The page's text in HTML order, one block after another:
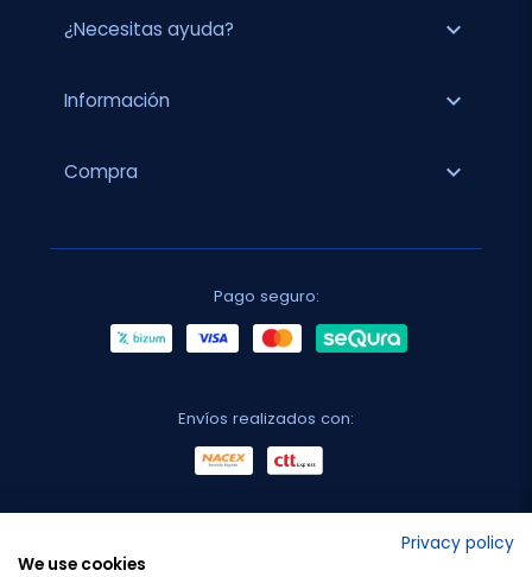
¿Necesitas ayuda? expand_more
Información expand_more
Compra expand_more
Pago seguro:
Envíos realizados con:
Privacy policy
We use cookies